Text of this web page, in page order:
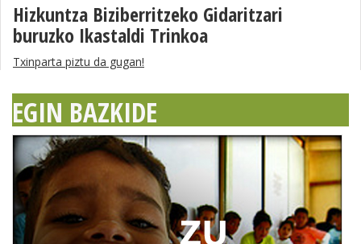
Hizkuntza Biziberritzeko Gidaritzari
buruzko Ikastaldi Trinkoa
Txinparta piztu da gugan!
EGIN BAZKIDE